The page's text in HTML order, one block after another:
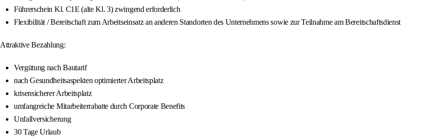
Führerschein Kl. C1E (alte Kl. 3) zwingend erforderlich
Flexibilität / Bereitschaft zum Arbeitseinsatz an anderen Standorten des Unternehmens sowie zur Teilnahme am Bereitschaftsdienst
Attraktive Bezahlung:
Vergütung nach Bautarif
nach Gesundheitsaspekten optimierter Arbeitsplatz
krisensicherer Arbeitsplatz
umfangreiche Mitarbeiterrabatte durch Corporate Benefits
Unfallversicherung
30 Tage Urlaub